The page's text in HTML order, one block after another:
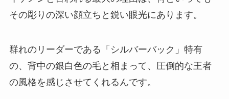
その彫りの深い顔立ちと鋭い眼光にあります。
群れのリーダーである「シルバーバック」特有
の、背中の銀白色の毛と相まって、圧倒的な王者
の風格を感じさせてくれるんです。